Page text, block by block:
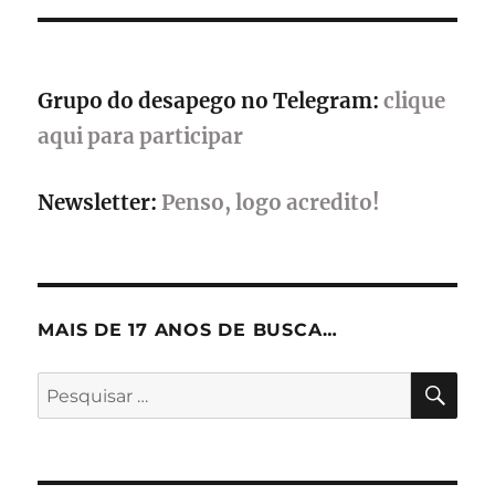
Grupo do desapego no Telegram: clique
aqui para participar
Newsletter: Penso, logo acredito!
MAIS DE 17 ANOS DE BUSCA…
Pesquisar
por: